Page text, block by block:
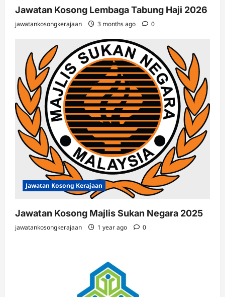
Jawatan Kosong Lembaga Tabung Haji 2026
jawatankosongkerajaan 3 months ago 0
Jawatan Kosong Kerajaan
Jawatan Kosong Majlis Sukan Negara 2025
jawatankosongkerajaan 1 year ago 0